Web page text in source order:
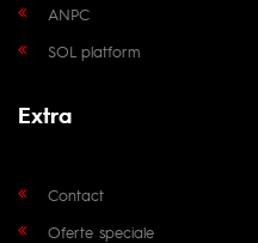
ANPC
SOL platform
Extra
Contact
Oferte speciale